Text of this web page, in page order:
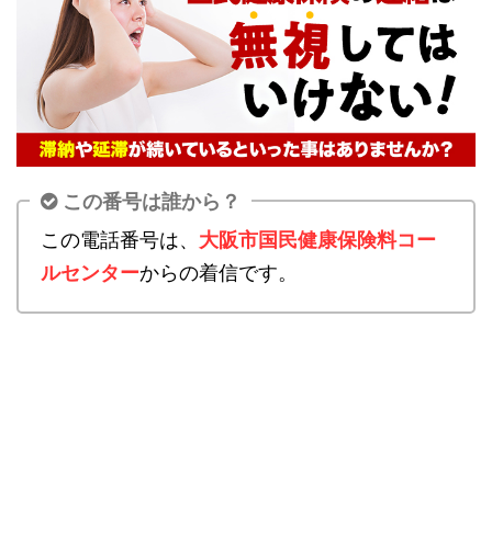
この番号は誰から？
この電話番号は、 大阪市国民健康保険料コー
ルセンターからの着信です。